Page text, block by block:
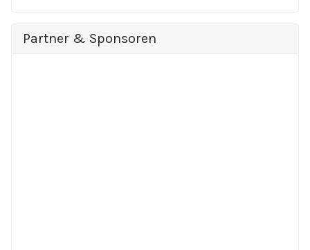
Partner & Sponsoren